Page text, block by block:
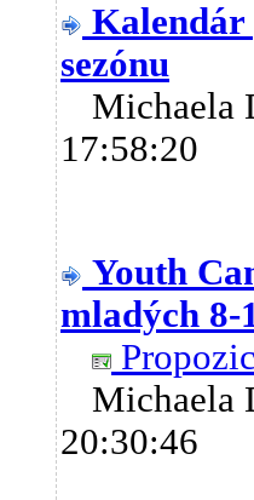
Kalendár
sezónu
17:58:20
Youth
mladých 8-
20:30:46